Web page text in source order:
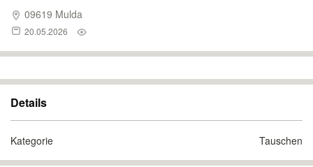
09619 Mulda
20.05.2026
Details
Kategorie Tauschen